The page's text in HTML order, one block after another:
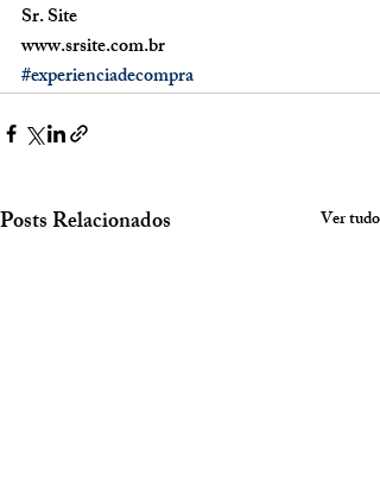
Sr. Site
www.srsite.com.br
#experienciadecompra
Posts Relacionados Ver tudo